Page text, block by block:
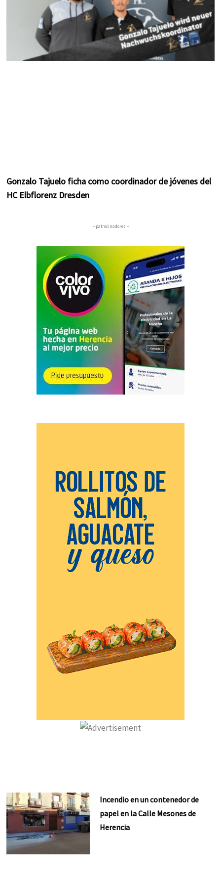
Gonzalo Tajuelo ficha como coordinador de jóvenes del
HC Elbflorenz Dresden
– patrocinadores –
Incendio en un contenedor de
papel en la Calle Mesones de
Herencia